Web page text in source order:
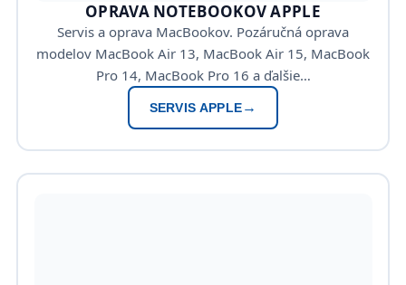
OPRAVA NOTEBOOKOV APPLE
Servis a oprava MacBookov. Pozáručná oprava
modelov MacBook Air 13, MacBook Air 15, MacBook
Pro 14, MacBook Pro 16 a ďalšie…
SERVIS APPLE